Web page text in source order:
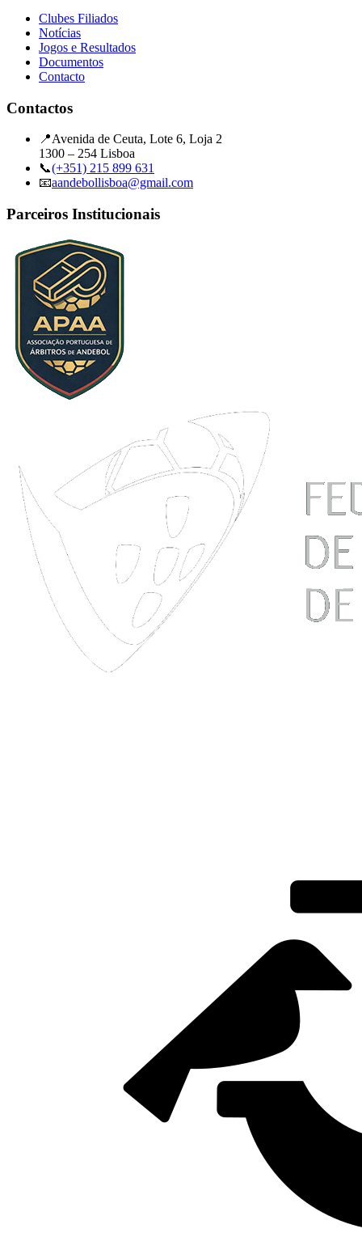
Clubes Filiados
Notícias
Jogos e Resultados
Documentos
Contacto
Contactos
📍Avenida de Ceuta, Lote 6, Loja 2
1300 – 254 Lisboa
📞(+351) 215 899 631
📧aandebollisboa@gmail.com
Parceiros Institucionais